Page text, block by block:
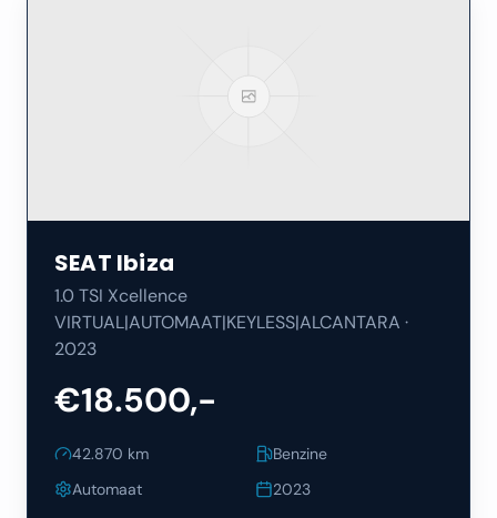
SEAT Ibiza
1.0 TSI Xcellence
VIRTUAL|AUTOMAAT|KEYLESS|ALCANTARA ·
2023
€18.500,-
42.870 km
Benzine
Automaat
2023